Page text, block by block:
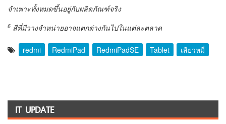
จำเพาะทั้งหมดขึ้นอยู่กับผลิตภัณฑ์จริง
6 สีที่มีวางจำหน่ายอาจแตกต่างกันไปในแต่ละตลาด
redmi RedmiPad RedmiPadSE Tablet เสียวหมี่
IT UPDATE